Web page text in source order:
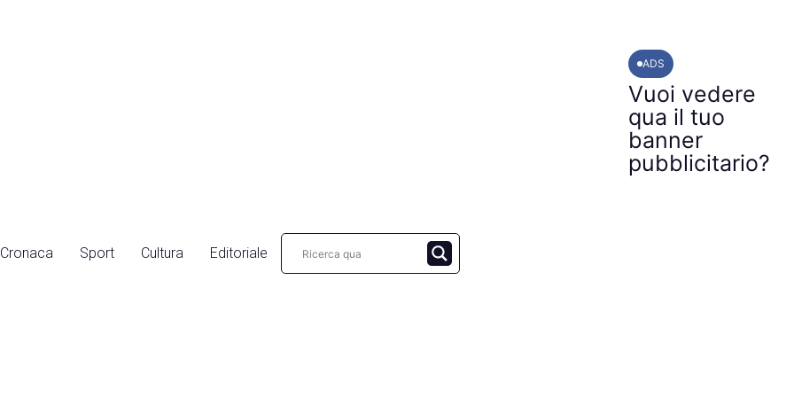
ADS
Vuoi vedere
qua il tuo
banner
pubblicitario?
Cronaca Sport Cultura Editoriale